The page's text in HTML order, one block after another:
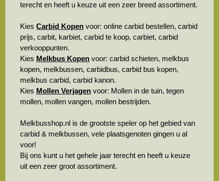
terecht en heeft u keuze uit een zeer breed assortiment.
KiesCarbid Kopen voor: online carbid bestellen, carbid
prijs, carbit, karbiet, carbid te koop, carbiet, carbid
verkooppunten.
Kies Melkbus Kopen voor: carbid schieten, melkbus
kopen, melkbussen, carbidbus, carbid bus kopen,
melkbus carbid, carbid kanon.
Kies Mollen Verjagen voor: Mollen in de tuin, tegen
mollen, mollen vangen, mollen bestrijden.
Melkbusshop.nl is de grootste speler op het gebied van
carbid & melkbussen, vele plaatsgenoten gingen u al
voor!
Bij ons kunt u het gehele jaar terecht en heeft u keuze
uit een zeer groot assortiment.